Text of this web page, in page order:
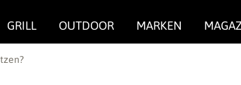
GRILL OUTDOOR MARKEN